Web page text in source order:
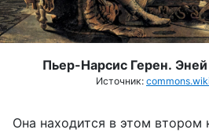
Пьер-Нарсис Герен.
Источник:
Она находится в этом втором